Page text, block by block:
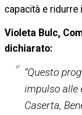
capacità e ridurre
Violeta Bulc,
dichiarato:
“Questo
impulso alle
Caserta,